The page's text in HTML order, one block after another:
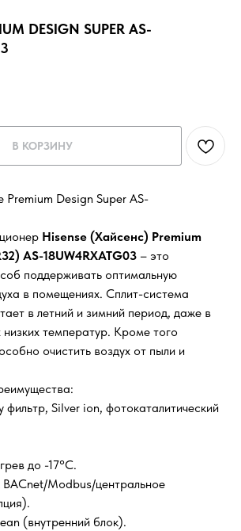
DESIGN SUPER AS-
В КОРЗИНУ
Design Super AS-
Hisense (Хайсенс) Premium
AS-18UW4RXATG03 – это
поддерживать оптимальную
в помещениях. Сплит-система
в летний и зимний период, даже в
низких температур. Кроме того
очистить воздух от пыли и
Silver ion, фотокаталитический
AIR.
до -17°C.
BACnet/Modbus/центральное
(внутренний блок).